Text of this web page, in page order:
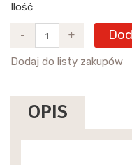
Ilość
- +
Dodaj do listy zakupów
OPIS